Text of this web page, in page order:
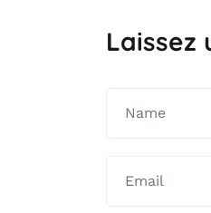
Laissez